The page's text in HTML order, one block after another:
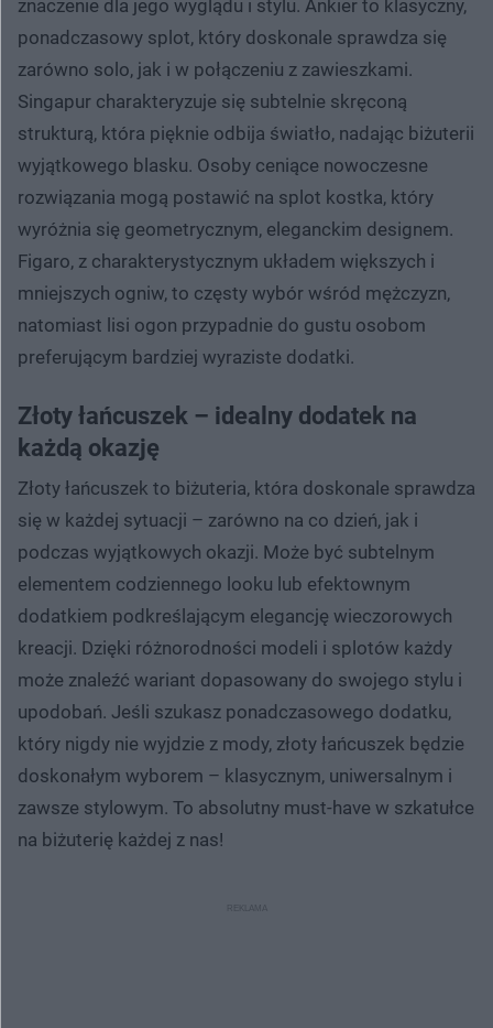
znaczenie dla jego wyglądu i stylu. Ankier to klasyczny,
ponadczasowy splot, który doskonale sprawdza się
zarówno solo, jak i w połączeniu z zawieszkami.
Singapur charakteryzuje się subtelnie skręconą
strukturą, która pięknie odbija światło, nadając biżuterii
wyjątkowego blasku. Osoby ceniące nowoczesne
rozwiązania mogą postawić na splot kostka, który
wyróżnia się geometrycznym, eleganckim designem.
Figaro, z charakterystycznym układem większych i
mniejszych ogniw, to częsty wybór wśród mężczyzn,
natomiast lisi ogon przypadnie do gustu osobom
preferującym bardziej wyraziste dodatki.
Złoty łańcuszek – idealny dodatek na
każdą okazję
Złoty łańcuszek to biżuteria, która doskonale sprawdza
się w każdej sytuacji – zarówno na co dzień, jak i
podczas wyjątkowych okazji. Może być subtelnym
elementem codziennego looku lub efektownym
dodatkiem podkreślającym elegancję wieczorowych
kreacji. Dzięki różnorodności modeli i splotów każdy
może znaleźć wariant dopasowany do swojego stylu i
upodobań. Jeśli szukasz ponadczasowego dodatku,
który nigdy nie wyjdzie z mody, złoty łańcuszek będzie
doskonałym wyborem – klasycznym, uniwersalnym i
zawsze stylowym. To absolutny must-have w szkatułce
na biżuterię każdej z nas!